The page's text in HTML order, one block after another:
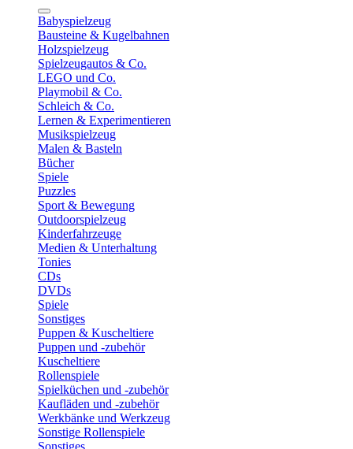
Babyspielzeug
Bausteine & Kugelbahnen
Holzspielzeug
Spielzeugautos & Co.
LEGO und Co.
Playmobil & Co.
Schleich & Co.
Lernen & Experimentieren
Musikspielzeug
Malen & Basteln
Bücher
Spiele
Puzzles
Sport & Bewegung
Outdoorspielzeug
Kinderfahrzeuge
Medien & Unterhaltung
Tonies
CDs
DVDs
Spiele
Sonstiges
Puppen & Kuscheltiere
Puppen und -zubehör
Kuscheltiere
Rollenspiele
Spielküchen und -zubehör
Kaufläden und -zubehör
Werkbänke und Werkzeug
Sonstige Rollenspiele
Sonstiges